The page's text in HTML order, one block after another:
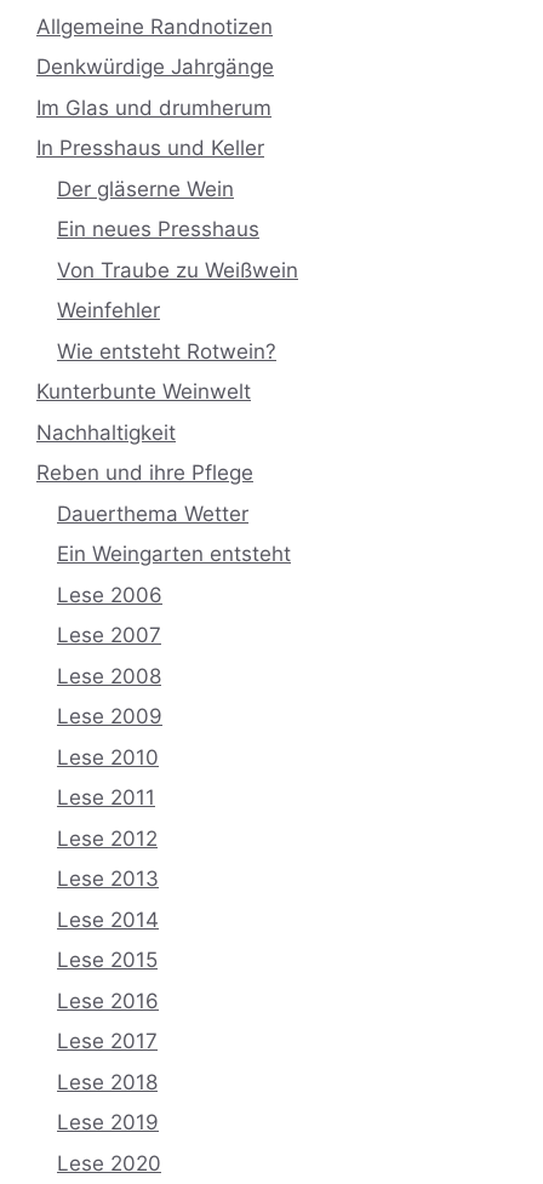
Allgemeine Randnotizen
Denkwürdige Jahrgänge
Im Glas und drumherum
In Presshaus und Keller
Der gläserne Wein
Ein neues Presshaus
Von Traube zu Weißwein
Weinfehler
Wie entsteht Rotwein?
Kunterbunte Weinwelt
Nachhaltigkeit
Reben und ihre Pflege
Dauerthema Wetter
Ein Weingarten entsteht
Lese 2006
Lese 2007
Lese 2008
Lese 2009
Lese 2010
Lese 2011
Lese 2012
Lese 2013
Lese 2014
Lese 2015
Lese 2016
Lese 2017
Lese 2018
Lese 2019
Lese 2020